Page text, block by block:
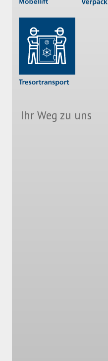
Ihr Weg zu uns